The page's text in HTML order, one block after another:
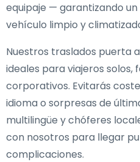
equipaje — garantizando
vehículo limpio y
Nuestros traslados puerta
ideales para viajeros solos,
corporativos. Evitarás
idioma o sorpresas de
multilingüe y chóferes
con nosotros para llegar
complicaciones.